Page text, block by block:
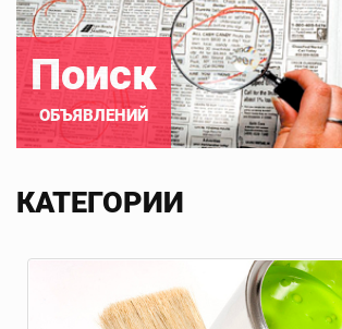
Поиск
ОБЪЯВЛЕНИЙ
КАТЕГОРИИ